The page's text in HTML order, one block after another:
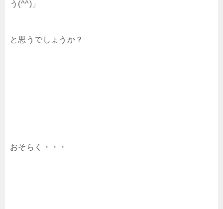
う(^^)」
と思うでしょうか？
おそらく・・・